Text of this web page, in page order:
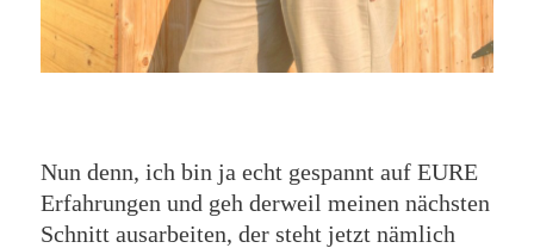
Nun denn, ich bin ja echt gespannt auf EURE
Erfahrungen und geh derweil meinen nächsten
Schnitt ausarbeiten, der steht jetzt nämlich